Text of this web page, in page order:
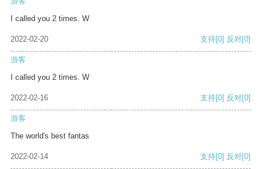
I called you 2 times. W
2022-02-20 支持[0] 反对[0]
游客
I called you 2 times. W
2022-02-16 支持[0] 反对[0]
游客
The world's best fantas
2022-02-14 支持[0] 反对[0]